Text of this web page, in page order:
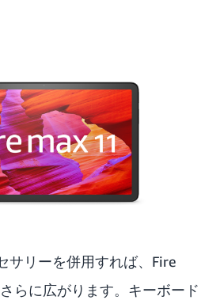
サリーを併用すれば、Fire
らに広がります。キーボード